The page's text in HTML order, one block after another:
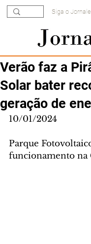
Siga o Jornale
Verão faz a
Solar bater
geração de
10/01/2024
Parque
funcionamento na